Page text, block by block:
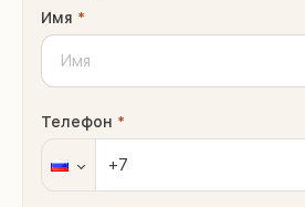
Имя *
Телефон *